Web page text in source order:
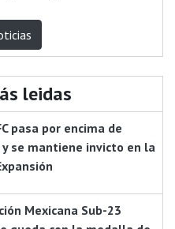
leidas
pasa por encima de
y se mantiene invicto en la
Mexicana Sub-23